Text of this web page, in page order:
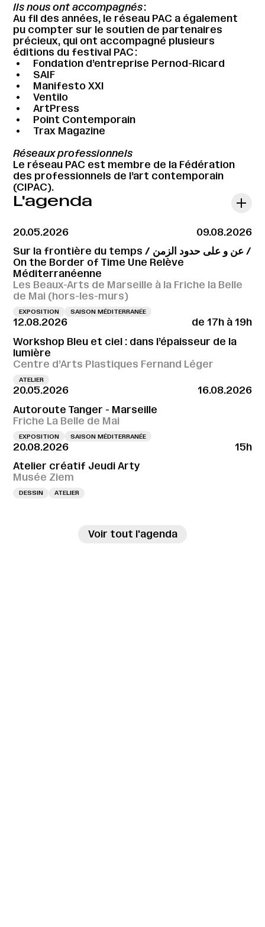
Ils nous ont accompagnés:
Au fil des années, le réseau PAC a également
pu compter sur le soutien de partenaires
précieux, qui ont accompagné plusieurs
éditions du festival PAC :
Fondation d’entreprise Pernod-Ricard
SAIF
Manifesto XXI
Ventilo
ArtPress
Point Contemporain
Trax Magazine
Réseaux professionnels
Le réseau PAC est membre de la Fédération
des professionnels de l’art contemporain
(CIPAC).
L'agenda
20.05.2026
09.08.2026
Sur la frontière du temps / عن و على حدود الزمن /
On the Border of Time Une Relève
Méditerranéenne
Les Beaux-Arts de Marseille à la Friche la Belle
de Mai (hors-les-murs)
EXPOSITION SAISON MÉDITERRANÉE
12.08.2026
de 17h à 19h
Workshop Bleu et ciel : dans l’épaisseur de la
lumière
Centre d’Arts Plastiques Fernand Léger
ATELIER
20.05.2026
16.08.2026
Autoroute Tanger - Marseille
Friche La Belle de Mai
EXPOSITION SAISON MÉDITERRANÉE
20.08.2026
15h
Atelier créatif Jeudi Arty
Musée Ziem
DESSIN ATELIER
Voir tout l'agenda